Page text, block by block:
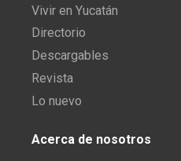
Vivir en Yucatán
Directorio
Descargables
Revista
Lo nuevo
Acerca de nosotros